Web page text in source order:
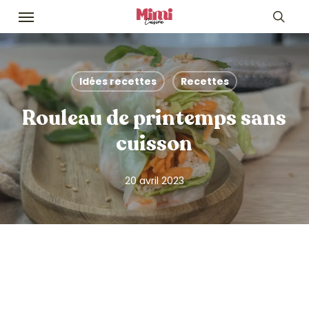
Skip
main
content
Menu
Idées recettes Recettes
Rouleau de printemps sans
cuisson
20 avril 2023